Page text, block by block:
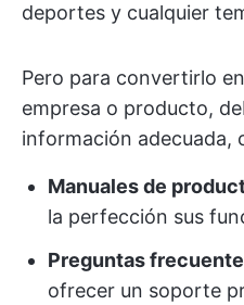
deportes y cualquier
Pero para convertirlo
empresa o producto,
información adecuada,
Manuales de
la perfección sus
Preguntas
ofrecer un soporte